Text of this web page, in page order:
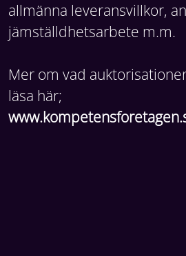
allmänna leveransvillkor,
jämställdhetsarbete m.m.
Mer om vad
läsa här;